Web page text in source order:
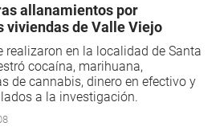
allanamientos por
viviendas de Valle Viejo
realizaron en la localidad de Santa
cocaína, marihuana,
de cannabis, dinero en efectivo y
a la investigación.